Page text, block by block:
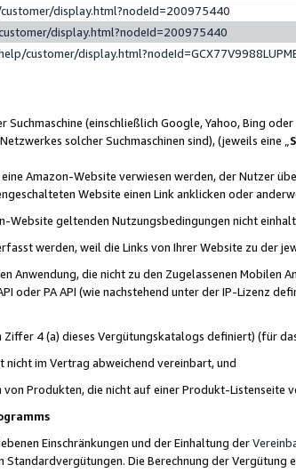
display.html?nodeId=200975440
display.html?nodeId=200975440
customer/
Suchmaschine (einschließlich Google, Yahoo, Bing
solcher Suchmaschinen sind), (jeweils eine „
Amazon-Website verwiesen werden, der Nutzer
Website einen Link anklicken oder
geltenden Nutzungsbedingungen nicht
werden, weil die Links von Ihrer Website zu der
Anwendung, die nicht zu den Zugelassenen Mobilen
oder PA API (wie nachstehend unter der IP-Lizenz
Ziffer 4 (a) dieses Vergütungskatalogs definiert) (für
nicht im Vertrag abweichend vereinbart, und
Produkten, die nicht auf einer Produkt-Listenseite
Einschränkungen und der Einhaltung der
Standardvergütungen. Die Berechnung der